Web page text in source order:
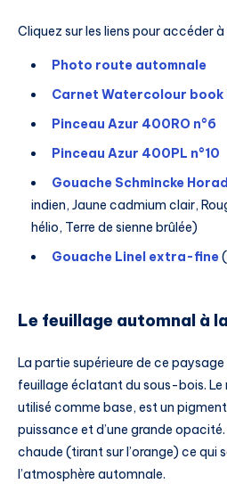
Cliquez sur les liens pour accéder
Photo route automnale
Carnet Watercolour book
Pinceau Azur 400RO n°6
Pinceau Azur 400PL n°10
Gouache Schmincke
indien, Jaune cadmium clair,
hélio, Terre de sienne brûlée)
Gouache Linel extra-fine
Le feuillage automnal à
La partie supérieure de ce
feuillage éclatant du sous-bois.
utilisé comme base, est un pigment
puissance et d’une grande
chaude (tirant sur l’orange) ce qui
l’atmosphère automnale.